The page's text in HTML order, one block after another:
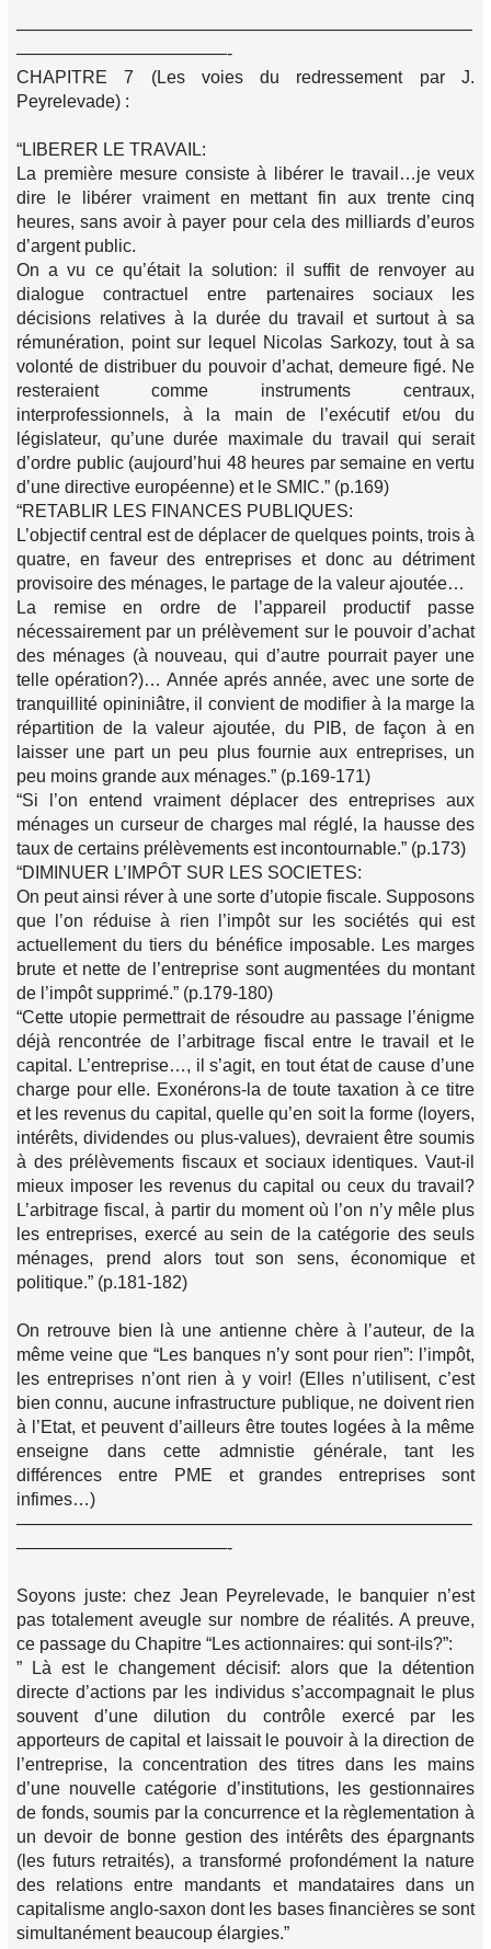
——————————————————————————
————————————-
CHAPITRE 7 (Les voies du redressement par J.
Peyrelevade) :
“LIBERER LE TRAVAIL:
La première mesure consiste à libérer le travail…je veux
dire le libérer vraiment en mettant fin aux trente cinq
heures, sans avoir à payer pour cela des milliards d’euros
d’argent public.
On a vu ce qu’était la solution: il suffit de renvoyer au
dialogue contractuel entre partenaires sociaux les
décisions relatives à la durée du travail et surtout à sa
rémunération, point sur lequel Nicolas Sarkozy, tout à sa
volonté de distribuer du pouvoir d’achat, demeure figé. Ne
resteraient comme instruments centraux,
interprofessionnels, à la main de l’exécutif et/ou du
législateur, qu’une durée maximale du travail qui serait
d’ordre public (aujourd’hui 48 heures par semaine en vertu
d’une directive européenne) et le SMIC.” (p.169)
“RETABLIR LES FINANCES PUBLIQUES:
L’objectif central est de déplacer de quelques points, trois à
quatre, en faveur des entreprises et donc au détriment
provisoire des ménages, le partage de la valeur ajoutée…
La remise en ordre de l’appareil productif passe
nécessairement par un prélèvement sur le pouvoir d’achat
des ménages (à nouveau, qui d’autre pourrait payer une
telle opération?)… Année aprés année, avec une sorte de
tranquillité opininiâtre, il convient de modifier à la marge la
répartition de la valeur ajoutée, du PIB, de façon à en
laisser une part un peu plus fournie aux entreprises, un
peu moins grande aux ménages.” (p.169-171)
“Si l’on entend vraiment déplacer des entreprises aux
ménages un curseur de charges mal réglé, la hausse des
taux de certains prélèvements est incontournable.” (p.173)
“DIMINUER L’IMPÔT SUR LES SOCIETES:
On peut ainsi réver à une sorte d’utopie fiscale. Supposons
que l’on réduise à rien l’impôt sur les sociétés qui est
actuellement du tiers du bénéfice imposable. Les marges
brute et nette de l’entreprise sont augmentées du montant
de l’impôt supprimé.” (p.179-180)
“Cette utopie permettrait de résoudre au passage l’énigme
déjà rencontrée de l’arbitrage fiscal entre le travail et le
capital. L’entreprise…, il s’agit, en tout état de cause d’une
charge pour elle. Exonérons-la de toute taxation à ce titre
et les revenus du capital, quelle qu’en soit la forme (loyers,
intérêts, dividendes ou plus-values), devraient être soumis
à des prélèvements fiscaux et sociaux identiques. Vaut-il
mieux imposer les revenus du capital ou ceux du travail?
L’arbitrage fiscal, à partir du moment où l’on n’y mêle plus
les entreprises, exercé au sein de la catégorie des seuls
ménages, prend alors tout son sens, économique et
politique.” (p.181-182)
On retrouve bien là une antienne chère à l’auteur, de la
même veine que “Les banques n’y sont pour rien”: l’impôt,
les entreprises n’ont rien à y voir! (Elles n’utilisent, c’est
bien connu, aucune infrastructure publique, ne doivent rien
à l’Etat, et peuvent d’ailleurs être toutes logées à la même
enseigne dans cette admnistie générale, tant les
différences entre PME et grandes entreprises sont
infimes…)
——————————————————————————
————————————-
Soyons juste: chez Jean Peyrelevade, le banquier n’est
pas totalement aveugle sur nombre de réalités. A preuve,
ce passage du Chapitre “Les actionnaires: qui sont-ils?”:
” Là est le changement décisif: alors que la détention
directe d’actions par les individus s’accompagnait le plus
souvent d’une dilution du contrôle exercé par les
apporteurs de capital et laissait le pouvoir à la direction de
l’entreprise, la concentration des titres dans les mains
d’une nouvelle catégorie d’institutions, les gestionnaires
de fonds, soumis par la concurrence et la règlementation à
un devoir de bonne gestion des intérêts des épargnants
(les futurs retraités), a transformé profondément la nature
des relations entre mandants et mandataires dans un
capitalisme anglo-saxon dont les bases financières se sont
simultanément beaucoup élargies.”